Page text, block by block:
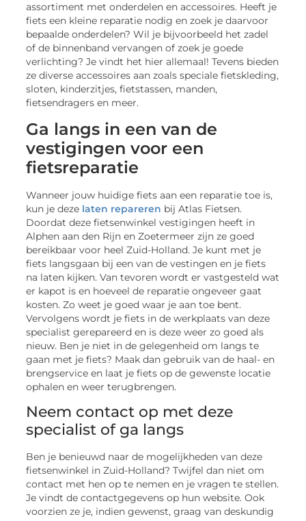
assortiment met onderdelen en accessoires. Heeft je
fiets een kleine reparatie nodig en zoek je daarvoor
bepaalde onderdelen? Wil je bijvoorbeeld het zadel
of de binnenband vervangen of zoek je goede
verlichting? Je vindt het hier allemaal! Tevens bieden
ze diverse accessoires aan zoals speciale fietskleding,
sloten, kinderzitjes, fietstassen, manden,
fietsendragers en meer.
Ga langs in een van de
vestigingen voor een
fietsreparatie
Wanneer jouw huidige fiets aan een reparatie toe is,
kun je deze laten repareren bij Atlas Fietsen.
Doordat deze fietsenwinkel vestigingen heeft in
Alphen aan den Rijn en Zoetermeer zijn ze goed
bereikbaar voor heel Zuid-Holland. Je kunt met je
fiets langsgaan bij een van de vestingen en je fiets
na laten kijken. Van tevoren wordt er vastgesteld wat
er kapot is en hoeveel de reparatie ongeveer gaat
kosten. Zo weet je goed waar je aan toe bent.
Vervolgens wordt je fiets in de werkplaats van deze
specialist gerepareerd en is deze weer zo goed als
nieuw. Ben je niet in de gelegenheid om langs te
gaan met je fiets? Maak dan gebruik van de haal- en
brengservice en laat je fiets op de gewenste locatie
ophalen en weer terugbrengen.
Neem contact op met deze
specialist of ga langs
Ben je benieuwd naar de mogelijkheden van deze
fietsenwinkel in Zuid-Holland? Twijfel dan niet om
contact met hen op te nemen en je vragen te stellen.
Je vindt de contactgegevens op hun website. Ook
voorzien ze je, indien gewenst, graag van deskundig